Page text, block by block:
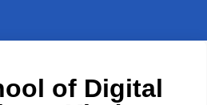
of Digital